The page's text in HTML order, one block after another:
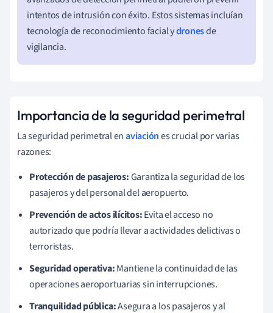
intentos de intrusión con éxito. Estos sistemas incluían
tecnología de reconocimiento facial ydronesde
vigilancia.
Importancia de la seguridad perimetral
La seguridad perimetral enaviaciónes crucial por varias
razones:
Protección de pasajeros:Garantiza la seguridad de los
pasajeros y del personal del aeropuerto.
Prevención de actos ilícitos:Evita el acceso no
autorizado que podría llevar a actividades delictivas o
terroristas.
Seguridad operativa:Mantiene la continuidad de las
operaciones aeroportuarias sin interrupciones.
Tranquilidad pública:Asegura a los pasajeros y al